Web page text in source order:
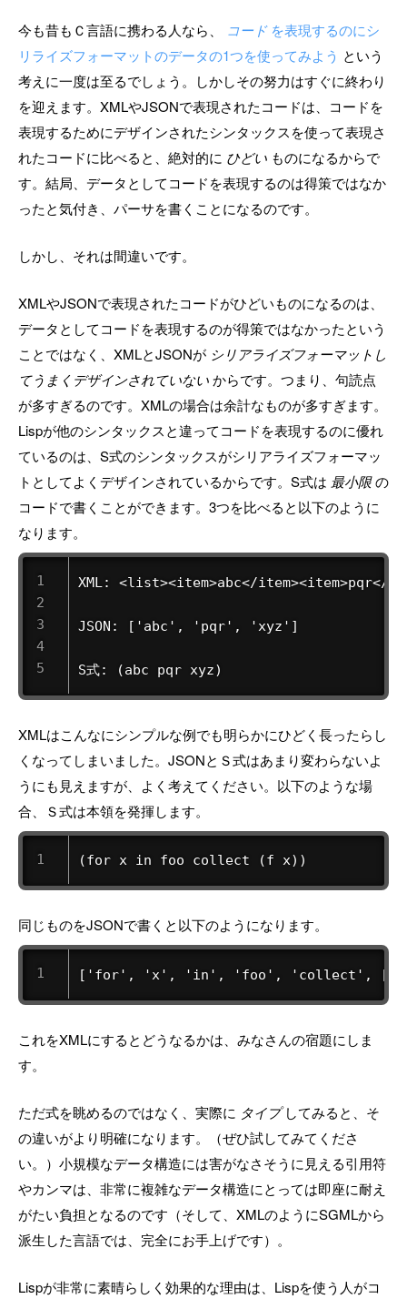
今も昔もＣ言語に携わる人なら、 コードを表現するのにシ
リライズフォーマットのデータの1つを使ってみよう という
考えに一度は至るでしょう。しかしその努力はすぐに終わり
を迎えます。XMLやJSONで表現されたコードは、コードを
表現するためにデザインされたシンタックスを使って表現さ
れたコードに比べると、絶対的に ひどい ものになるからで
す。結局、データとしてコードを表現するのは得策ではなか
ったと気付き、パーサを書くことになるのです。
しかし、それは間違いです。
XMLやJSONで表現されたコードがひどいものになるのは、
データとしてコードを表現するのが得策ではなかったという
ことではなく、XMLとJSONが シリアライズフォーマットし
てうまくデザインされていないからです。つまり、句読点
が多すぎるのです。XMLの場合は余計なものが多すぎます。
Lispが他のシンタックスと違ってコードを表現するのに優れ
ているのは、S式のシンタックスがシリアライズフォーマッ
トとしてよくデザインされているからです。S式は 最小限の
コードで書くことができます。3つを比べると以下のように
なります。
XML: <list><item>abc</item><item>pqr</
JSON: ['abc', 'pqr', 'xyz']
S式: (abc pqr xyz)
XMLはこんなにシンプルな例でも明らかにひどく長ったらし
くなってしまいました。JSONとＳ式はあまり変わらないよ
うにも見えますが、よく考えてください。以下のような場
合、Ｓ式は本領を発揮します。
(for x in foo collect (f x))
同じものをJSONで書くと以下のようになります。
['for', 'x', 'in', 'foo', 'collect',
これをXMLにするとどうなるかは、みなさんの宿題にしま
す。
ただ式を眺めるのではなく、実際に タイプしてみると、そ
の違いがより明確になります。（ぜひ試してみてくださ
い。）小規模なデータ構造には害がなさそうに見える引用符
やカンマは、非常に複雑なデータ構造にとっては即座に耐え
がたい負担となるのです（そして、XMLのようにSGMLから
派生した言語では、完全にお手上げです）。
Lispが非常に素晴らしく効果的な理由は、Lispを使う人がコ